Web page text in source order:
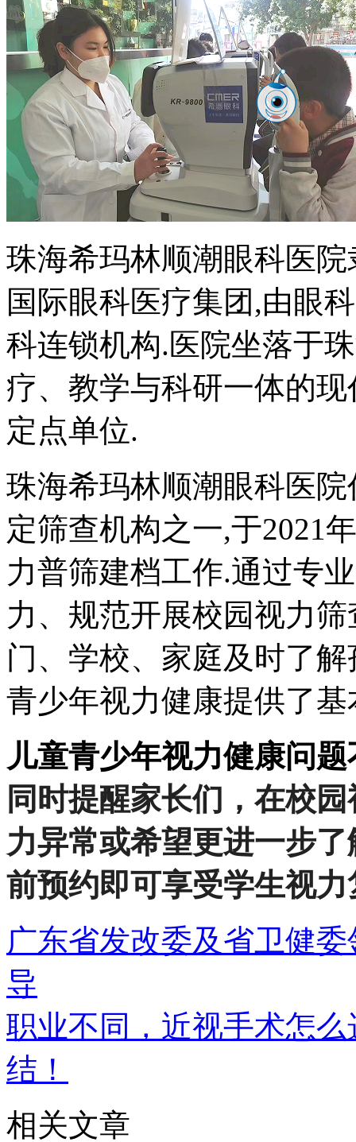
珠海希玛林顺潮眼科医
国际眼科医疗集团,由眼
科连锁机构.医院坐落于
疗、教学与科研一体的
定点单位.
珠海希玛林顺潮眼科医
定筛查机构之一,于2021
力普筛建档工作.通过专
力、规范开展校园视力
门、学校、家庭及时了
青少年视力健康提供了
儿童青少年视力健康问
同时提醒家长们，在校
力异常或希望更进一步
前预约即可享受学生视
广东省发改委及省卫健
导
职业不同，近视手术怎
结！
相关文章